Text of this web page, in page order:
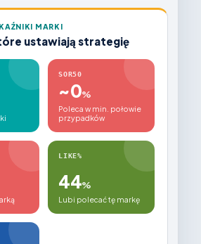
MARKI
ustawiają strategię
SOR50
~0%
Poleca w min. połowie
przypadków
LIKE%
44%
Lubi polecać tę markę